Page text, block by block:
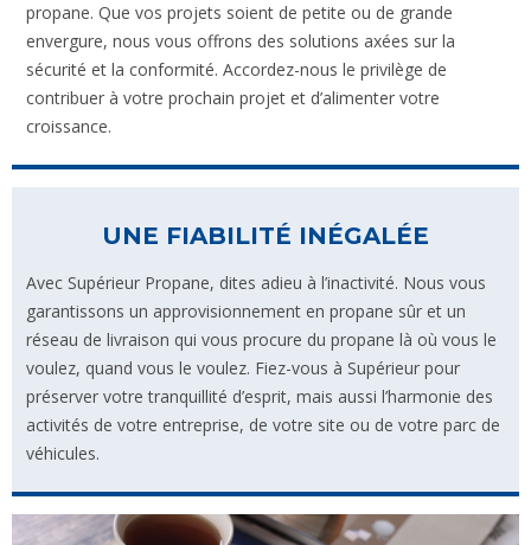
propane. Que vos projets soient de petite ou de grande
envergure, nous vous offrons des solutions axées sur la
sécurité et la conformité. Accordez-nous le privilège de
contribuer à votre prochain projet et d’alimenter votre
croissance.
UNE FIABILITÉ INÉGALÉE
Avec Supérieur Propane, dites adieu à l’inactivité. Nous vous
garantissons un approvisionnement en propane sûr et un
réseau de livraison qui vous procure du propane là où vous le
voulez, quand vous le voulez. Fiez-vous à Supérieur pour
préserver votre tranquillité d’esprit, mais aussi l’harmonie des
activités de votre entreprise, de votre site ou de votre parc de
véhicules.